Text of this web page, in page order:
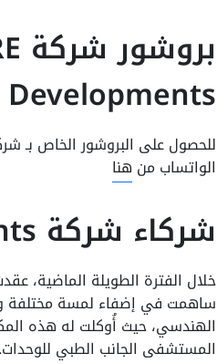
Developments
الواتساب من هنا
شركاء شركة PRE Developments
خلال الفترة الطويلة الماضية،
الهندسي، حيث أُوكلت له هذه
المستشفى الجانب الطبي للوحدات.